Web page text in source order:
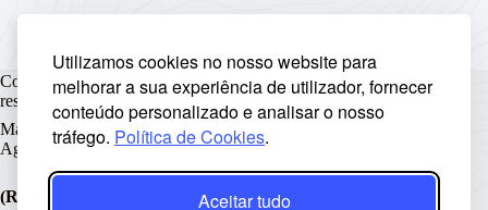
Utilizamos cookies no nosso website para
melhorar a sua experiência de utilizador, fornecer
conteúdo personalizado e analisar o nosso
tráfego. Política de Cookies.
Aceitar tudo
Copyright © Rickyunic World® 2004 - 2026 | Todos os direitos
reservados.
Made with ♥ by Rickyunic . Crafted with care by
Agency .
(RCW) Rickyunic World - The Next Frontier To A